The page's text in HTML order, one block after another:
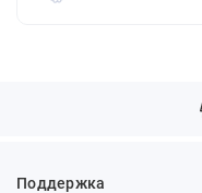
Поддержка